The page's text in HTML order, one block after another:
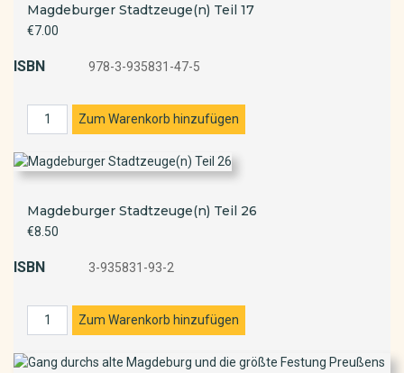
Magdeburger Stadtzeuge(n) Teil 17
€7.00
ISBN 978-3-935831-47-5
Magdeburger Stadtzeuge(n) Teil 26
€8.50
ISBN 3-935831-93-2